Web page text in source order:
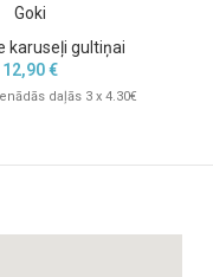
Goki
karuseļi gultiņai
12,90€
daļās 3 x 4.30€